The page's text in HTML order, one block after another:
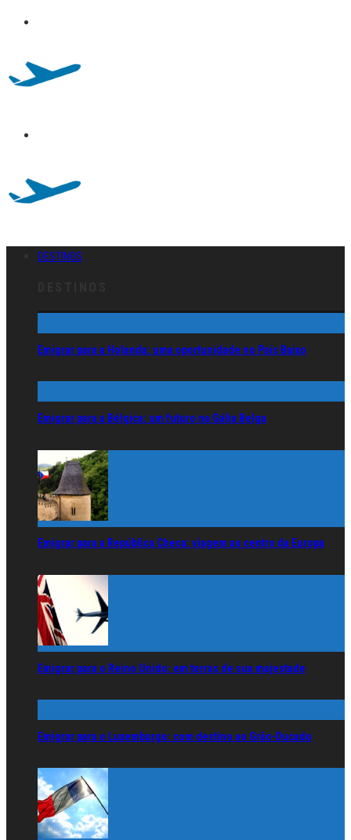
DESTINOS
Emigrar para a Holanda: uma oportunidade no País Baixo
Emigrar para a Bélgica: um futuro na Gália Belga
Emigrar para a República Checa: viagem ao centro da Europa
Emigrar para o Reino Unido: em terras de sua majestade
Emigrar para o Luxemburgo: com destino ao Grão-Ducado